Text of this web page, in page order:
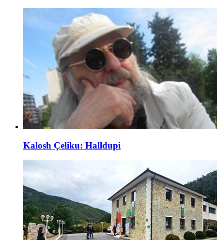
Kalosh Çeliku: Halldupi